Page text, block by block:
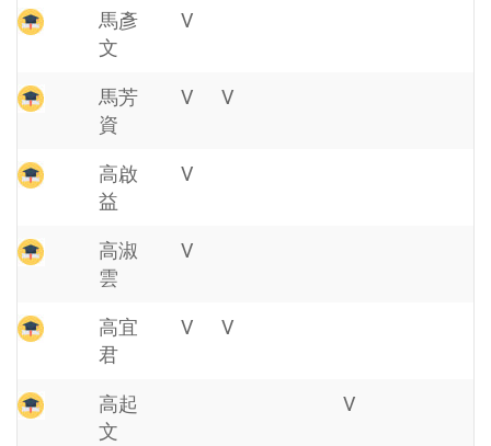
馬彥
文
V
馬芳
資
V V
高啟
益
V
高淑
雲
V
高宜
君
V V
高起
文
V